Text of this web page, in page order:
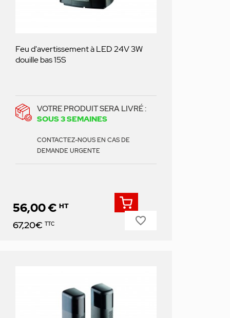
Feu d'avertissement à LED 24V 3W
douille bas 15S
VOTRE PRODUIT SERA LIVRÉ :
SOUS 3 SEMAINES
CONTACTEZ-NOUS EN CAS DE
DEMANDE URGENTE
Prix
56,00 € HT
67,20€ TTC favorite_border